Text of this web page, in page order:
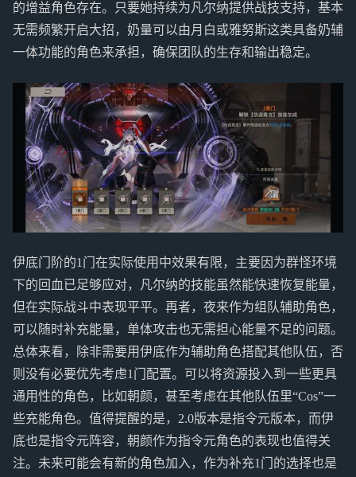
的增益角色存在。只要她持续为凡尔纳提供战技支持，基本
无需频繁开启大招，奶量可以由月白或雅努斯这类具备奶辅
一体功能的角色来承担，确保团队的生存和输出稳定。
伊底门阶的1门在实际使用中效果有限，主要因为群怪环境
下的回血已足够应对，凡尔纳的技能虽然能快速恢复能量，
但在实际战斗中表现平平。再者，夜来作为组队辅助角色，
可以随时补充能量，单体攻击也无需担心能量不足的问题。
总体来看，除非需要用伊底作为辅助角色搭配其他队伍，否
则没有必要优先考虑1门配置。可以将资源投入到一些更具
通用性的角色，比如朝颜，甚至考虑在其他队伍里“Cos”一
些充能角色。值得提醒的是，2.0版本是指令元版本，而伊
底也是指令元阵容，朝颜作为指令元角色的表现也值得关
注。未来可能会有新的角色加入，作为补充1门的选择也是